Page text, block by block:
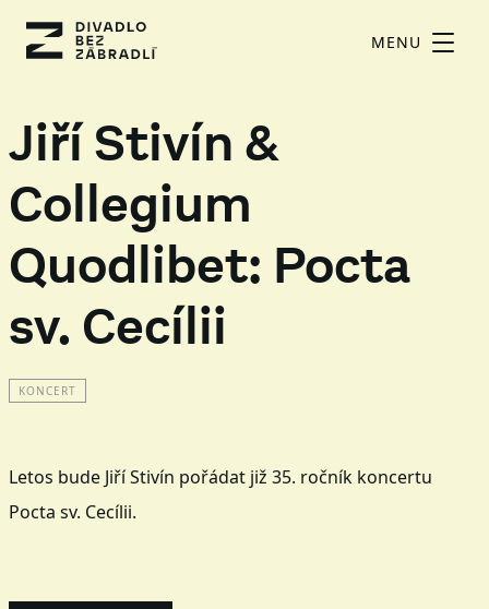
MENU
Jiří Stivín &
Collegium
Quodlibet: Pocta
sv. Cecílii
KONCERT
Letos bude Jiří Stivín pořádat již 35. ročník koncertu
Pocta sv. Cecílii.